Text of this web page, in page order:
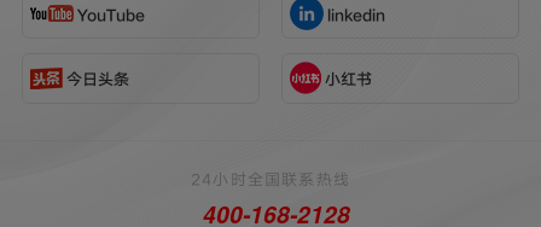
YouTube linkedin
今日头条 小红书
24小时全国联系热线
400-168-2128